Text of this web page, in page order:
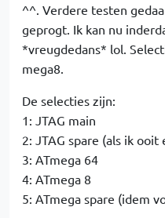
^^. Verdere testen
geprogt. Ik kan nu
*vreugdedans* lol.
mega8.
De selecties zijn:
1: JTAG main
2: JTAG spare (als ik
3: ATmega 64
4: ATmega 8
5: ATmega spare (idem